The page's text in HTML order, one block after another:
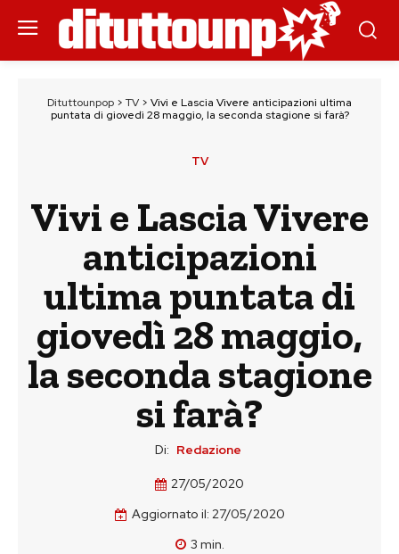
Dituttounpop > TV > Vivi e Lascia Vivere anticipazioni ultima
puntata di giovedì 28 maggio, la seconda stagione si farà?
TV
Vivi e Lascia Vivere
anticipazioni
ultima puntata di
giovedì 28 maggio,
la seconda stagione
si farà?
Di: Redazione
27/05/2020
Aggiornato il: 27/05/2020
3 min.